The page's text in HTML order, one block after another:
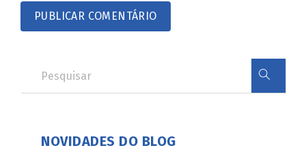
NOVIDADES DO BLOG